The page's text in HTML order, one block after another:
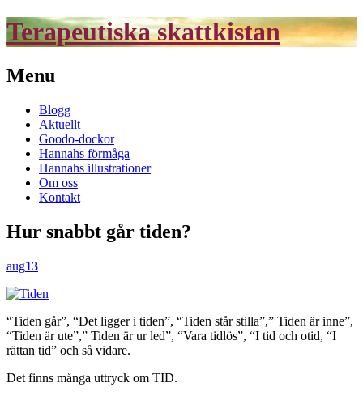
Terapeutiska skattkistan
Menu
Skip
content
Blogg
Aktuellt
Goodo-dockor
Hannahs förmåga
Hannahs illustrationer
Om oss
Kontakt
Hur snabbt går tiden?
aug13
“Tiden går”, “Det ligger i tiden”, “Tiden står stilla”,” Tiden är inne”,
“Tiden är ute”,” Tiden är ur led”, “Vara tidlös”, “I tid och otid, “I
rättan tid” och så vidare.
Det finns många uttryck om TID.